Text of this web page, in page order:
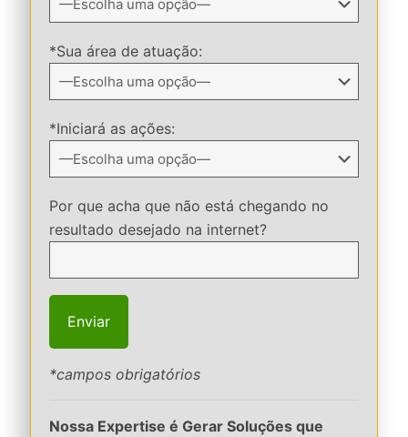
*Sua área de atuação:
*Iniciará as ações:
Por que acha que não está chegando no
resultado desejado na internet?
*campos obrigatórios
Nossa Expertise é Gerar Soluções que